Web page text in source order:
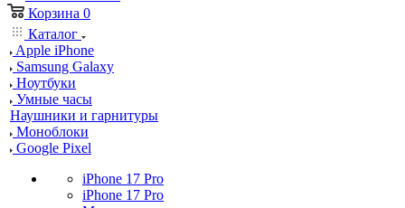
Корзина 0
Каталог
Apple iPhone
Samsung Galaxy
Ноутбуки
Умные часы
Наушники и гарнитуры
Моноблоки
Google Pixel
iPhone 17 Pro
iPhone 17 Pro